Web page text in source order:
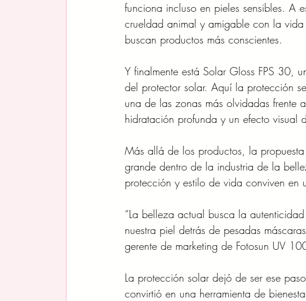
funciona incluso en pieles sensibles. A
crueldad animal y amigable con la
buscan productos más conscientes.
Y finalmente está Solar Gloss FPS 30,
del protector solar. Aquí la protección
una de las zonas más olvidadas frente
hidratación profunda y un efecto visual
Más allá de los productos, la
grande dentro de la industria de la
protección y estilo de vida conviven en
“La belleza actual busca la
nuestra piel detrás de pesadas
gerente de marketing de Fotosun UV
La protección solar dejó de ser ese
convirtió en una herramienta de